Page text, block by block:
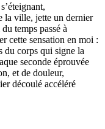
la ville, jette un dernier
temps passé à
cette sensation en moi :
du corps qui signe la
seconde éprouvée
et de douleur,
découlé accéléré